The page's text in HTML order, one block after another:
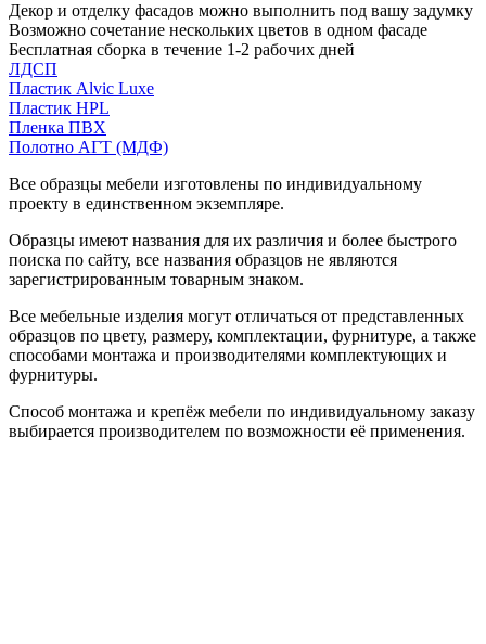
Декор и отделку фасадов можно выполнить под вашу задумку
Возможно сочетание нескольких цветов в одном фасаде
Бесплатная сборка в течение 1-2 рабочих дней
ЛДСП
Пластик Alvic Luxe
Пластик HPL
Пленка ПВХ
Полотно АГТ (МДФ)
Все образцы мебели изготовлены по индивидуальному
проекту в единственном экземпляре.
Образцы имеют названия для их различия и более быстрого
поиска по сайту, все названия образцов не являются
зарегистрированным товарным знаком.
Все мебельные изделия могут отличаться от представленных
образцов по цвету, размеру, комплектации, фурнитуре, а также
способами монтажа и производителями комплектующих и
фурнитуры.
Способ монтажа и крепёж мебели по индивидуальному заказу
выбирается производителем по возможности её применения.